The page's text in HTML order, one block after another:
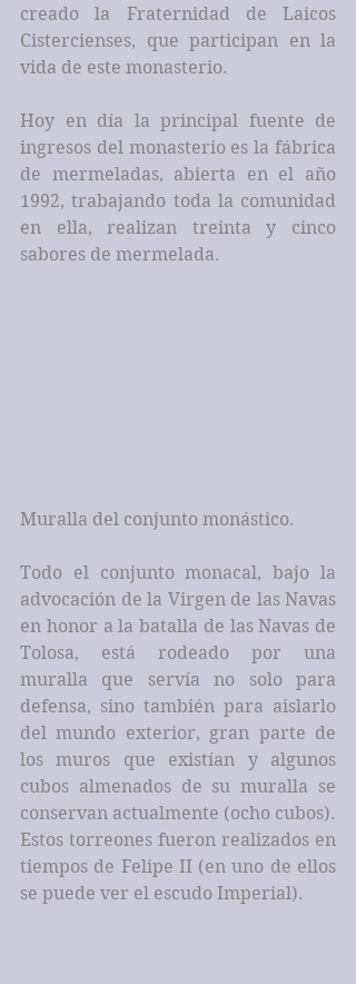
creado la Fraternidad de Laicos
Cistercienses, que participan en la
vida de este monasterio.
Hoy en día la principal fuente de
ingresos del monasterio es la fábrica
de mermeladas, abierta en el año
1992, trabajando toda la comunidad
en ella, realizan treinta y cinco
sabores de mermelada.
Muralla del conjunto monástico.
Todo el conjunto monacal, bajo la
advocación de la Virgen de las Navas
en honor a la batalla de las Navas de
Tolosa, está rodeado por una
muralla que servía no solo para
defensa, sino también para aislarlo
del mundo exterior, gran parte de
los muros que existían y algunos
cubos almenados de su muralla se
conservan actualmente (ocho cubos).
Estos torreones fueron realizados en
tiempos de Felipe II (en uno de ellos
se puede ver el escudo Imperial).